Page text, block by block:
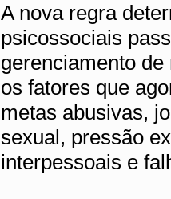
A nova regra
psicossociais
gerenciamento
os fatores que
metas abusivas,
sexual, pressão
interpessoais e